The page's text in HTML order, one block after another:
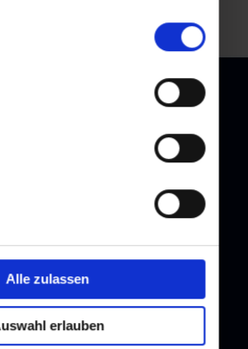
gesammelt haben.
Alle zulassen
erlauben